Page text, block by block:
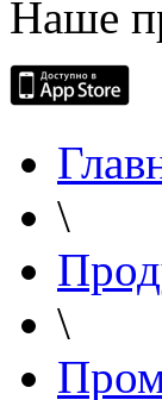
Наше
\
\